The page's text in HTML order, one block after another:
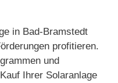
in Bad-Bramstedt
profitieren.
und
Ihrer Solaranlage